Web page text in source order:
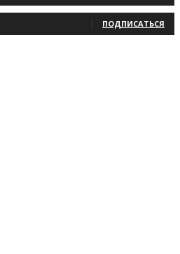
ПОДПИСАТЬСЯ